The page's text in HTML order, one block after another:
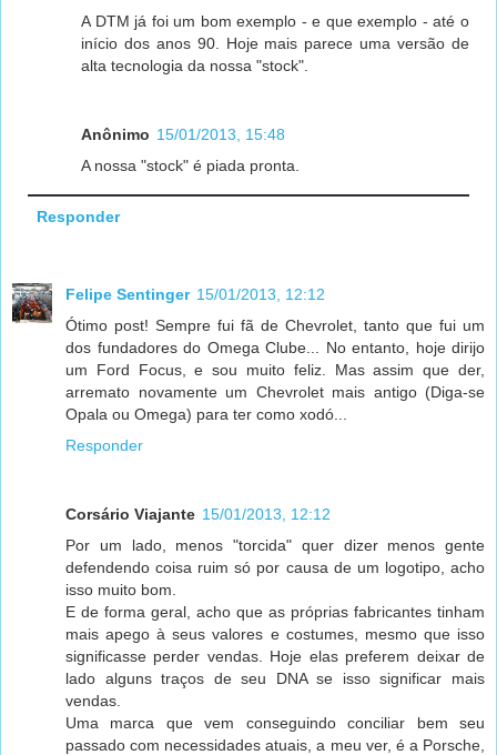
A DTM já foi um bom exemplo - e que exemplo - até o
início dos anos 90. Hoje mais parece uma versão de
alta tecnologia da nossa "stock".
Anônimo 15/01/2013, 15:48
A nossa "stock" é piada pronta.
Responder
Felipe Sentinger 15/01/2013, 12:12
Ótimo post! Sempre fui fã de Chevrolet, tanto que fui um
dos fundadores do Omega Clube... No entanto, hoje dirijo
um Ford Focus, e sou muito feliz. Mas assim que der,
arremato novamente um Chevrolet mais antigo (Diga-se
Opala ou Omega) para ter como xodó...
Responder
Corsário Viajante 15/01/2013, 12:12
Por um lado, menos "torcida" quer dizer menos gente
defendendo coisa ruim só por causa de um logotipo, acho
isso muito bom.
E de forma geral, acho que as próprias fabricantes tinham
mais apego à seus valores e costumes, mesmo que isso
significasse perder vendas. Hoje elas preferem deixar de
lado alguns traços de seu DNA se isso significar mais
vendas.
Uma marca que vem conseguindo conciliar bem seu
passado com necessidades atuais, a meu ver, é a Porsche,